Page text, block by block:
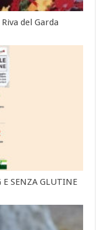
del Garda
E SENZA GLUTINE